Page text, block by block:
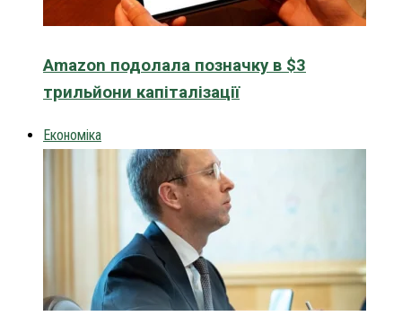
Amazon подолала позначку в $3
трильйони капіталізації
Економіка